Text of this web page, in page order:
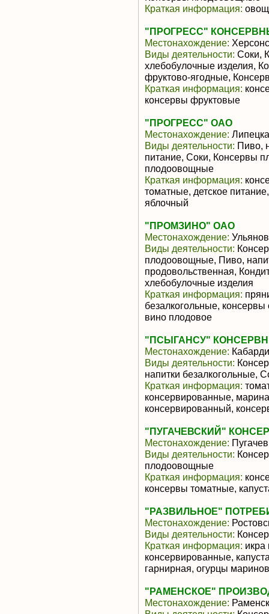
Краткая информация:
"ПРОГРЕСС"
Местонахождение:
Виды деятельности: Соки,
хлебобулочные изделия,
фруктово-ягодные,
Краткая информация:
консервы фруктовые
"ПРОГРЕСС" ОАО
Местонахождение:
Виды деятельности: Пиво,
питание, Соки, Консервы
плодоовощные
Краткая информация:
томатные, детское
яблочный
"ПРОМЗИНО" ОАО
Местонахождение:
Виды деятельности:
плодоовощные, Пиво,
продовольственная,
хлебобулочные изделия
Краткая информация:
безалкогольные,
вино плодовое
"ПСЫГАНСУ"
Местонахождение:
Виды деятельности:
напитки безалкогольные,
Краткая информация:
консервированные,
консервированный,
"ПУГАЧЕВСКИЙ"
Местонахождение: Пугачев
Виды деятельности:
плодоовощные
Краткая информация:
консервы томатные,
"РАЗВИЛЬНОЕ"
Местонахождение:
Виды деятельности:
Краткая информация: икра
консервированные,
гарнирная, огурцы
"РАМЕНСКОЕ"
Местонахождение: